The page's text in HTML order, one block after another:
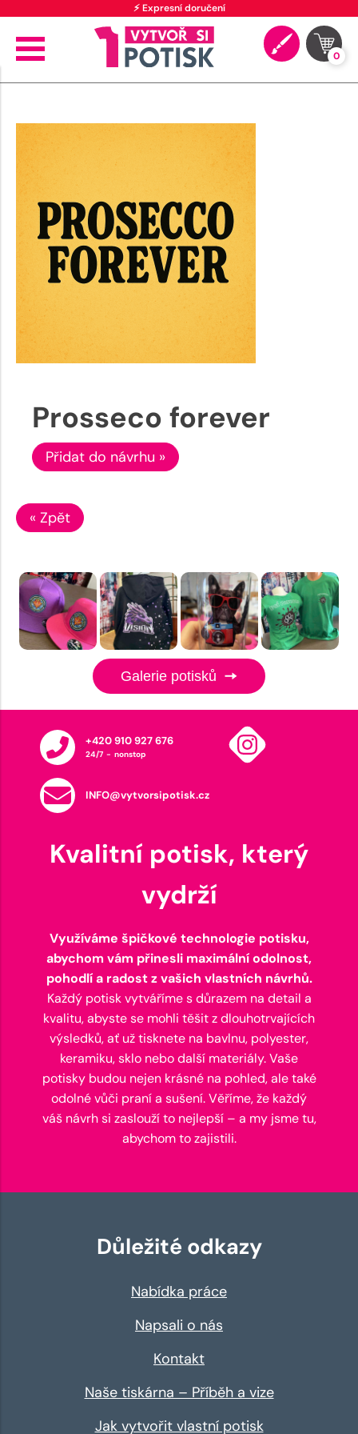
⚡ Expresní doručení
0
Prosseco forever
Přidat do návrhu »
« Zpět
Galerie potisků
+420 910 927 676
24/7 - nonstop
INFO@vytvorsipotisk.cz
Kvalitní potisk, který
vydrží
Využíváme špičkové technologie potisku,
abychom vám přinesli maximální odolnost,
pohodlí a radost z vašich vlastních návrhů.
Každý potisk vytváříme s důrazem na detail a
kvalitu, abyste se mohli těšit z dlouhotrvajících
výsledků, ať už tisknete na bavlnu, polyester,
keramiku, sklo nebo další materiály. Vaše
potisky budou nejen krásné na pohled, ale také
odolné vůči praní a sušení. Věříme, že každý
váš návrh si zaslouží to nejlepší – a my jsme tu,
abychom to zajistili.
Důležité odkazy
Nabídka práce
Napsali o nás
Kontakt
Naše tiskárna – Příběh a vize
Jak vytvořit vlastní potisk